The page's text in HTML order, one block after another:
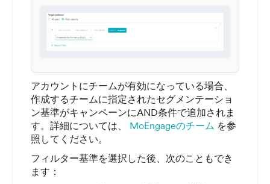
アカウントにチームが有効になっている場合、
作成するチームに指定されたセグメンテーショ
ン基準がキャンペーンにAND条件で追加されま
す。詳細については、 MoEngageのチーム を参
照してください。
フィルター基準を選択した後、次のこともでき
ます：